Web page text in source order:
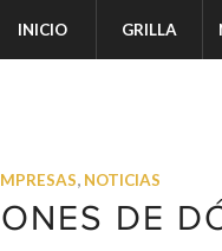
INICIO GRILLA
, NOTICIAS
DE